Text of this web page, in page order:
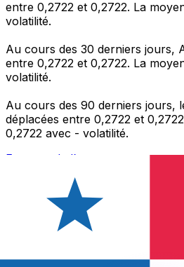
entre 0,2722 et 0,2722. La
volatilité.
Au cours des 30 derniers jours,
entre 0,2722 et 0,2722. La
volatilité.
Au cours des 90 derniers jours,
déplacées entre 0,2722 et
0,2722 avec - volatilité.
Envoyer de l’argent
Gérez votre argent et vos
êtes en déplacement
L'application Xe réunit toutes les
et la gestion de vos devises.